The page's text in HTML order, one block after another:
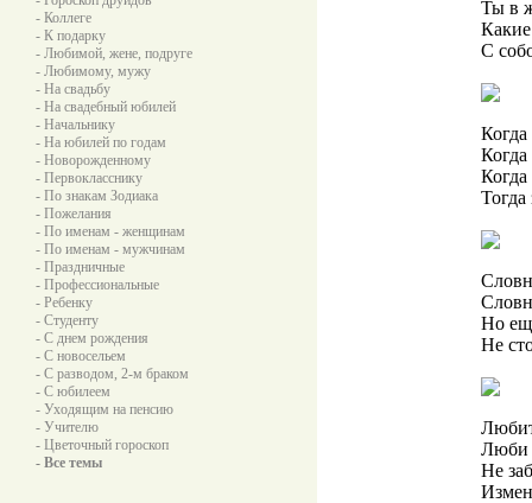
- Коллеге
- К подарку
- Любимой, жене, подруге
- Любимому, мужу
- На свадьбу
- На свадебный юбилей
- Начальнику
- На юбилей по годам
- Новорожденному
- Первокласснику
- По знакам Зодиака
- Пожелания
- По именам - женщинам
- По именам - мужчинам
- Праздничные
- Профессиональные
- Ребенку
- Студенту
- С днем рождения
- С новосельем
- С разводом, 2-м браком
- С юбилеем
- Уходящим на пенсию
- Учителю
- Цветочный гороскоп
- Все темы
Ты в
С
Когда
Тогда
Но
Не
Люби
Не